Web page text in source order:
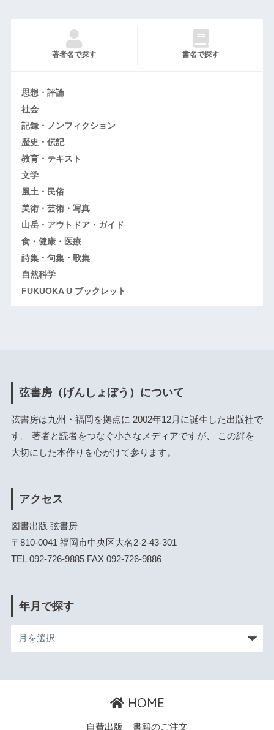
著者名で探す 書名で探す
思想・評論
社会
記録・ノンフィクション
歴史・伝記
教育・テキスト
文学
風土・民俗
美術・芸術・写真
山岳・アウトドア・ガイド
食・健康・医療
詩集・句集・歌集
自然科学
FUKUOKA U ブックレット
弦書房（げんしょぼう）について
弦書房は九州・福岡を拠点に 2002年12月に誕生した出版社で
す。 著者と読者をつなぐ小さなメディアですが、 この絆を
大切にした本作りを心がけて参ります。
アクセス
図書出版 弦書房
〒810-0041 福岡市中央区大名2-2-43-301
TEL 092-726-9885 FAX 092-726-9886
年月で探す
HOME
自費出版 書籍のご注文